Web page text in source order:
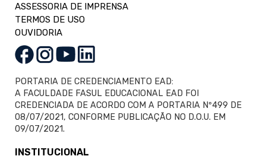
ASSESSORIA DE IMPRENSA
TERMOS DE USO
OUVIDORIA
PORTARIA DE CREDENCIAMENTO EAD:
A FACULDADE FASUL EDUCACIONAL EAD FOI
CREDENCIADA DE ACORDO COM A PORTARIA Nº499 DE
08/07/2021, CONFORME PUBLICAÇÃO NO D.O.U. EM
09/07/2021.
INSTITUCIONAL